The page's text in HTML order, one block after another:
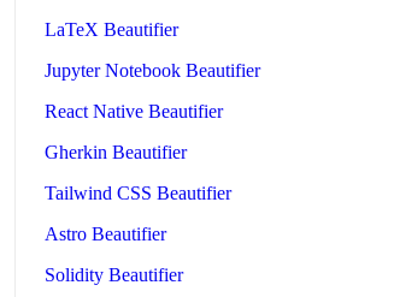
LaTeX Beautifier
Jupyter Notebook Beautifier
React Native Beautifier
Gherkin Beautifier
Tailwind CSS Beautifier
Astro Beautifier
Solidity Beautifier